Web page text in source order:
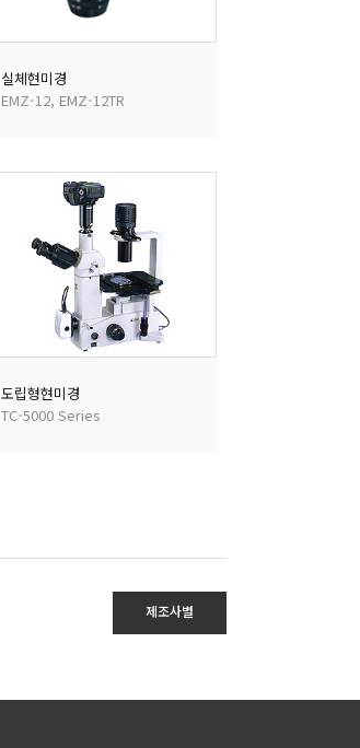
실체현미경
EMZ-12, EMZ-12TR
도립형현미경
TC-5000 Series
제조사별